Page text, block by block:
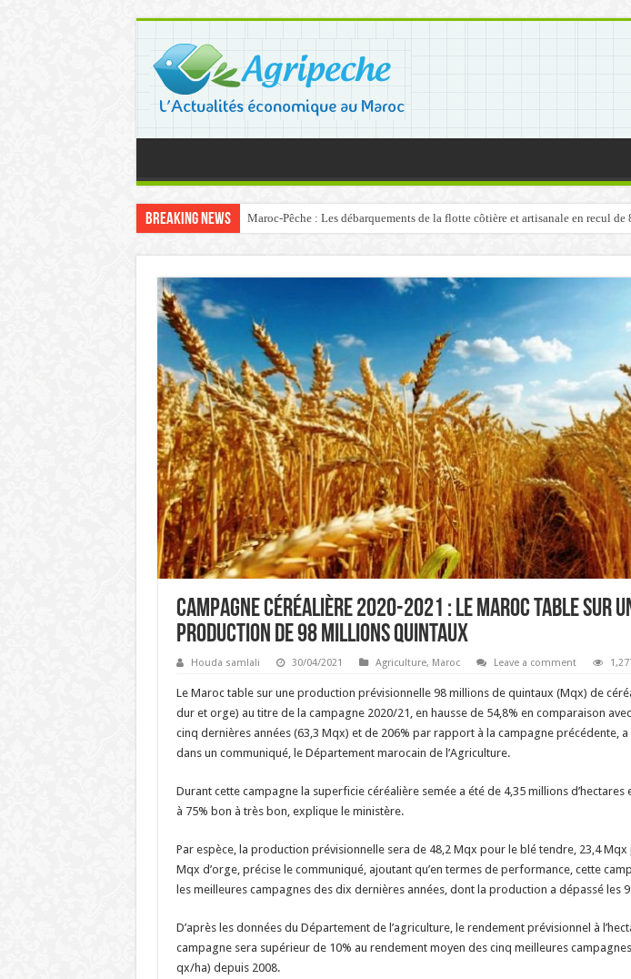
Breaking News Maroc-Pêche : Les débarquements de la flotte côtière et artisanale en recul de
Campagne céréalière 2020-2021 : Le Maroc table sur
production de 98 millions quintaux
Houda samlali 30/04/2021 Agriculture, Maroc Leave a comment
Le Maroc table sur une production prévisionnelle 98 millions de quintaux (Mqx) de
dur et orge) au titre de la campagne 2020/21, en hausse de 54,8% en comparaison
cinq dernières années (63,3 Mqx) et de 206% par rapport à la campagne précédente,
dans un communiqué, le Département marocain de l’Agriculture.
Durant cette campagne la superficie céréalière semée a été de 4,35 millions d’hectares
à 75% bon à très bon, explique le ministère.
Par espèce, la production prévisionnelle sera de 48,2 Mqx pour le blé tendre, 23,4
Mqx d’orge, précise le communiqué, ajoutant qu’en termes de performance, cette
les meilleures campagnes des dix dernières années, dont la production a dépassé les
D’après les données du Département de l’agriculture, le rendement prévisionnel à
campagne sera supérieur de 10% au rendement moyen des cinq meilleures
qx/ha) depuis 2008.